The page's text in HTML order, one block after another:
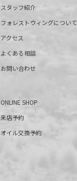
スタッフ紹介
フォレストウィングについて
アクセス
よくある相談
お問い合わせ
ONLINE SHOP
来店予約
オイル交換予約